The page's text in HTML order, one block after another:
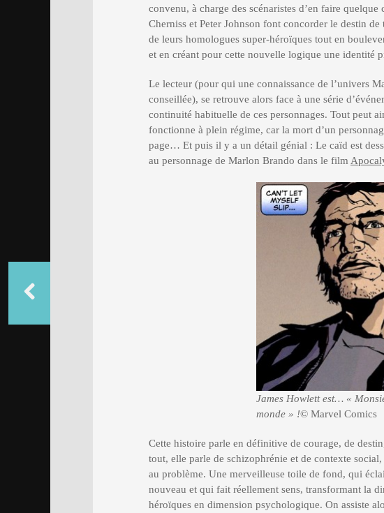
convenu, à charge des scénaristes d’en faire quelque
Cherniss et Peter Johnson font concorder le destin de
de leurs homologues super-héroïques tout en
et en créant pour cette nouvelle logique une identité
Le lecteur (pour qui une connaissance de l’univers
conseillée), se retrouve alors face à une série
continuité habituelle de ces personnages. Tout peut
fonctionne à plein régime, car la mort d’un
page… Et puis il y a un détail génial : Le caïd est
au personnage de Marlon Brando dans le film
James Howlett est… «
monde » !© Marvel Comics
Cette histoire parle en définitive de courage, de
tout, elle parle de schizophrénie et de contexte
au problème. Une merveilleuse toile de fond, qui
nouveau et qui fait réellement sens, transformant la
héroïques en dimension psychologique. On assiste